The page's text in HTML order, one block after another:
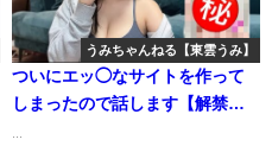
うみちゃんねる【東雲うみ】
ついにエッ◯なサイトを作って
しまったので話します【解禁】#